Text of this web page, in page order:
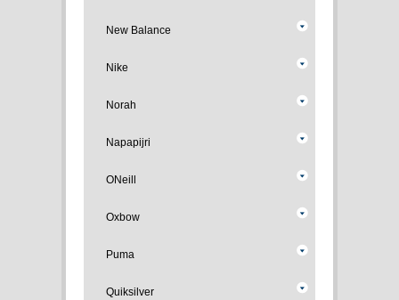
New Balance
Nike
Norah
Napapijri
ONeill
Oxbow
Puma
Quiksilver